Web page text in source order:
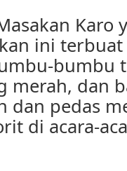
Karo
ini
bumbu
merah, dan
dan pedas
di acara-